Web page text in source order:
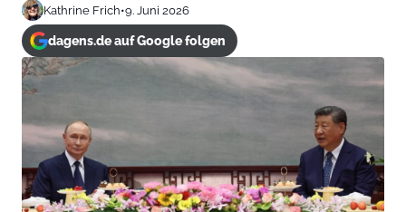
Kathrine Frich•9. Juni 2026
dagens.de auf Google folgen